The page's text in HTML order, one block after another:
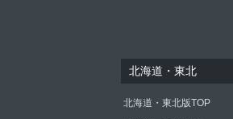
北海道・東北
北海道・東北版TOP